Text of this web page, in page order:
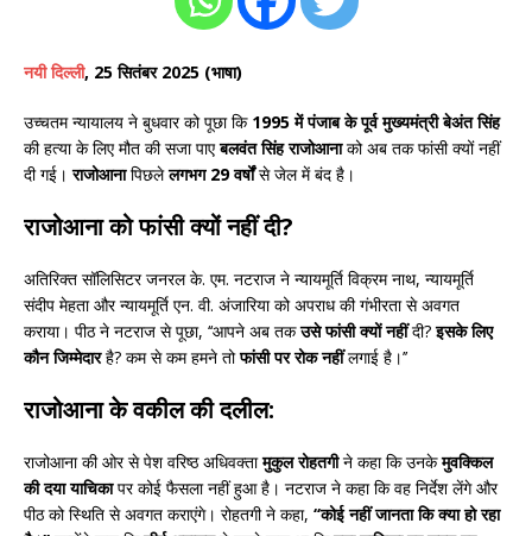
नयी दिल्ली, 25 सितंबर 2025 (भाषा)
उच्चतम न्यायालय ने बुधवार को पूछा कि 1995 में पंजाब के पूर्व मुख्यमंत्री बेअंत सिंह
की हत्या के लिए मौत की सजा पाएबलवंत सिंह राजोआनाको अब तक फांसी क्यों नहीं
दी गई।राजोआनापिछलेलगभग 29 वर्षोंसे जेल में बंद है।
राजोआना को फांसी क्यों नहीं दी?
अतिरिक्त सॉलिसिटर जनरल के. एम. नटराज ने न्यायमूर्ति विक्रम नाथ, न्यायमूर्ति
संदीप मेहता और न्यायमूर्ति एन. वी. अंजारिया को अपराध की गंभीरता से अवगत
कराया। पीठ ने नटराज से पूछा, ‘‘आपने अब तकउसे फांसी क्यों नहींदी?इसके लिए
कौन जिम्मेदारहै? कम से कम हमने तोफांसी पर रोक नहींलगाई है।’’
राजोआना के वकील की दलील:
राजोआना की ओर से पेश वरिष्ठ अधिवक्तामुकुल रोहतगीने कहा कि उनकेमुवक्किल
की दया याचिकापर कोई फैसला नहीं हुआ है। नटराज ने कहा कि वह निर्देश लेंगे और
पीठ को स्थिति से अवगत कराएंगे। रोहतगी ने कहा, ‘‘कोई नहीं जानता कि क्या हो रहा